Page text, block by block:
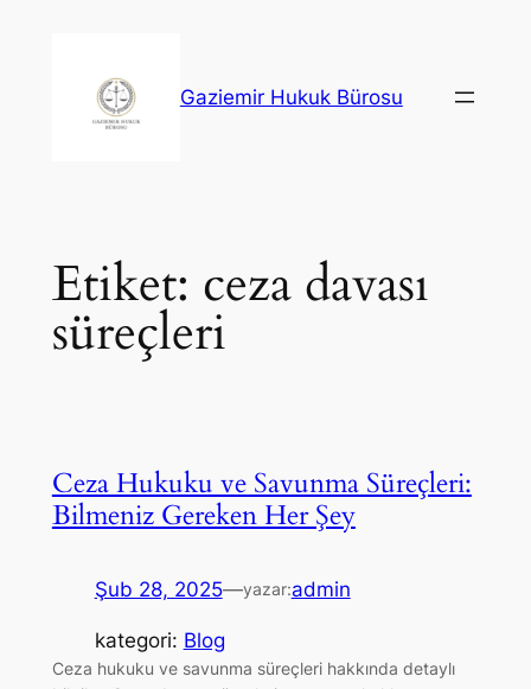
Gaziemir Hukuk Bürosu
Etiket: ceza davası
süreçleri
Ceza Hukuku ve Savunma Süreçleri:
Bilmeniz Gereken Her Şey
Şub 28, 2025—yazar:admin
kategori: Blog
Ceza hukuku ve savunma süreçleri hakkında detaylı